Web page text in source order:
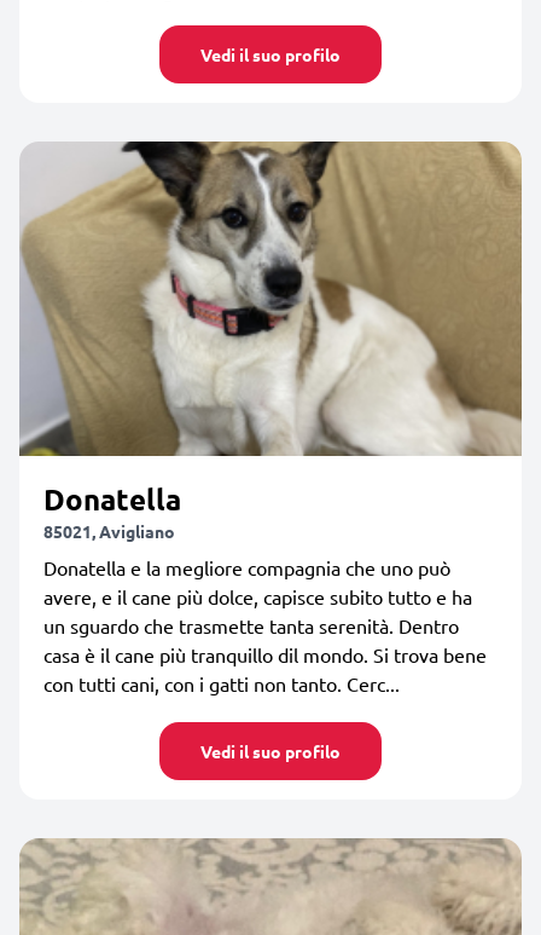
Vedi il suo profilo
Donatella
85021, Avigliano
Donatella e la megliore compagnia che uno può
avere, e il cane più dolce, capisce subito tutto e ha
un sguardo che trasmette tanta serenità. Dentro
casa è il cane più tranquillo dil mondo. Si trova bene
con tutti cani, con i gatti non tanto. Cerc...
Vedi il suo profilo